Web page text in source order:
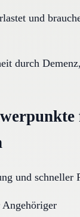
und
durch
und schneller
Angehöriger